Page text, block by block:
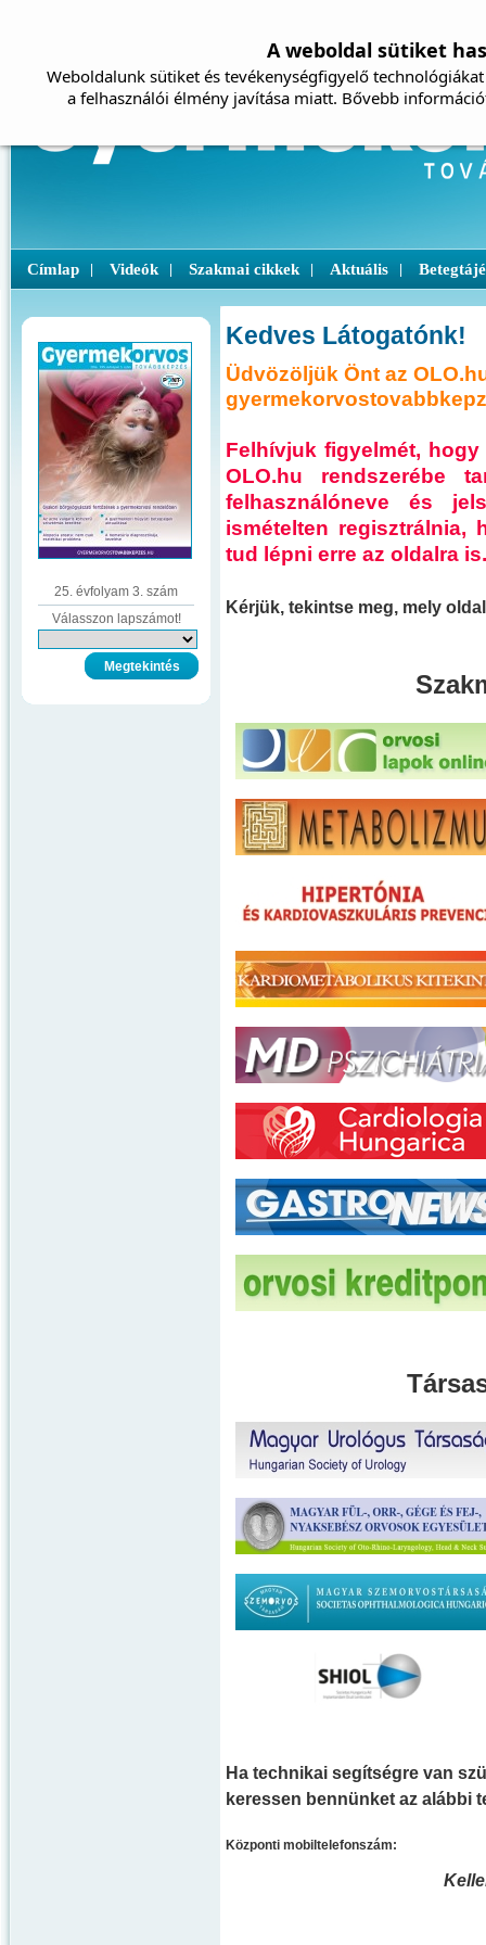
Címlap Videók Szakmai cikkek Aktuális
25. évfolyam 3. szám
Válasszon lapszámot!
Kedves Látogatónk!
Üdvözöljük Önt az
Felhívjuk figyelmét,
OLO.hu rendszerébe
felhasználóneve és
ismételten regisztrálnia,
tud lépni erre az oldalra is.
Kérjük, tekintse meg, mely
Ha technikai segítségre van
keressen bennünket az alábbi
Központi mobiltelefonszám:
A weboldal sütiket
Weboldalunk sütiket és tevékenységfigyelő
a felhasználói élmény javítása miatt. Bővebb